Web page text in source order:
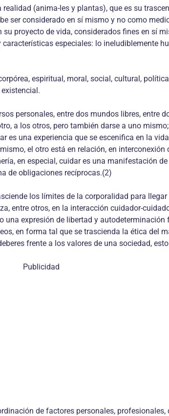
(anima-les y plantas), que es su
ser considerado en sí mismo y no como
proyecto de vida, considerados fines en sí
especiales: lo ineludiblemente
espiritual, moral, social, cultural,
personales, entre dos mundos libres, entre
a los otros, pero también darse a uno
es una experiencia que se escenifica en la
el otro está en relación, en
en especial, cuidar es una manifestación
de obligaciones recíprocas.(2)
los límites de la corporalidad para
entre otros, en la interacción cuidador-
expresión de libertad y autodeterminación
en forma tal que se trascienda la ética del
frente a los valores de una sociedad,
Publicidad
de factores personales,